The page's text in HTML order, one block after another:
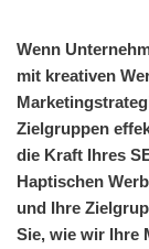
Wenn
mit kreativen
Zielgruppen
die Kraft Ihres
Haptischen
und Ihre
Sie, wie wir Ihre